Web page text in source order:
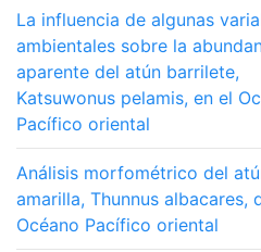
La influencia de algunas
ambientales sobre la
aparente del atún barrilete,
Katsuwonus pelamis, en el
Pacífico oriental
Análisis morfométrico del
amarilla, Thunnus albacares,
Océano Pacífico oriental